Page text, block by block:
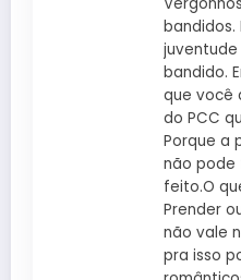
bandidos.
bandido.
que você
do PCC
Porque a
não pode
feito.O
Prender
não vale
pra isso